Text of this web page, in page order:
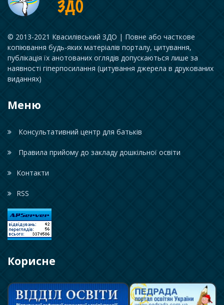
© 2013-2021 Квасилівський ЗДО | Повне або часткове
копіювання будь-яких матеріалів порталу, цитування,
публікація їх анотованих оглядів допускаються лише за
наявності гіперпосилання (цитування джерела в друкованих
виданнях)
Меню
Консультативний центр для батьків
Правила прийому до закладу дошкільної освіти
Контакти
RSS
Корисне